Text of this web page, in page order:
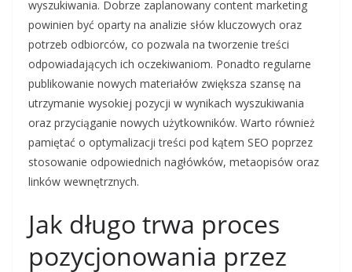
wyszukiwania. Dobrze zaplanowany content marketing
powinien być oparty na analizie słów kluczowych oraz
potrzeb odbiorców, co pozwala na tworzenie treści
odpowiadających ich oczekiwaniom. Ponadto regularne
publikowanie nowych materiałów zwiększa szansę na
utrzymanie wysokiej pozycji w wynikach wyszukiwania
oraz przyciąganie nowych użytkowników. Warto również
pamiętać o optymalizacji treści pod kątem SEO poprzez
stosowanie odpowiednich nagłówków, metaopisów oraz
linków wewnętrznych.
Jak długo trwa proces
pozycjonowania przez